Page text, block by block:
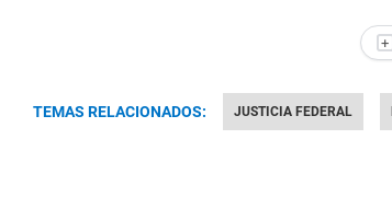
+
TEMAS RELACIONADOS: JUSTICIA FEDERAL